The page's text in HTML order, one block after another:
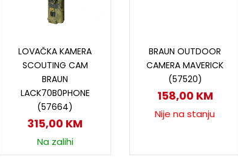
LOVAČKA KAMERA
SCOUTING CAM
BRAUN
LACK70B0PHONE
(57664)
315,00 KM
Na zalihi
BRAUN OUTDOOR
CAMERA MAVERICK
(57520)
158,00 KM
Nije na stanju